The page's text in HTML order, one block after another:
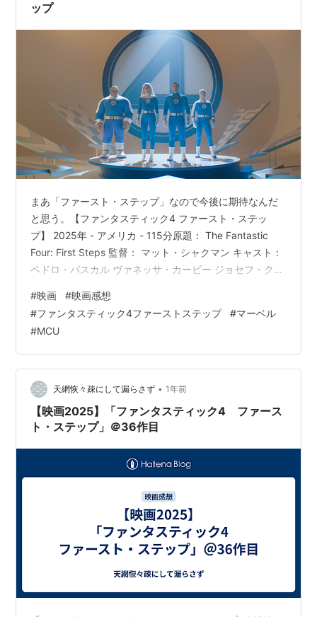
ップ
まあ「ファースト・ステップ」なので今後に期待なんだ
と思う。【ファンタスティック4 ファースト・ステッ
プ】 2025年 - アメリカ - 115分原題： The Fantastic
Four: First Steps 監督： マット・シャクマン キャスト：
ペドロ・パスカル ヴァネッサ・カービー ジョセフ・クイ
リア・ガーナー天才科学者のリードら4人は、宇宙探索中
の事故によってそれぞれ特殊な能力を得て、人々を救う
ヒーロー"ファンタスティック・フォー"となった。そん
な彼らが守る地球に、ある日突然、宇宙神ギャラクタス
の使者シルバー・サーファーが現れ…
#映画 #映画感想
#ファンタスティック4ファーストステップ #マーベル
#MCU
天網恢々疎にして漏らさず • 1年前
【映画2025】「ファンタスティック4 ファース
ト・ステップ」＠36作目